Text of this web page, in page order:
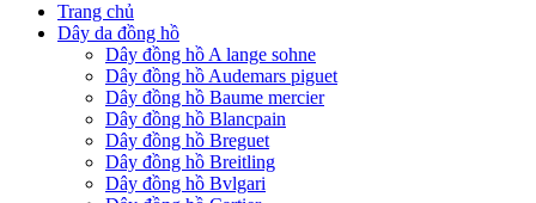
Trang chủ
Dây da đồng hồ
Dây đồng hồ A lange sohne
Dây đồng hồ Audemars piguet
Dây đồng hồ Baume mercier
Dây đồng hồ Blancpain
Dây đồng hồ Breguet
Dây đồng hồ Breitling
Dây đồng hồ Bvlgari